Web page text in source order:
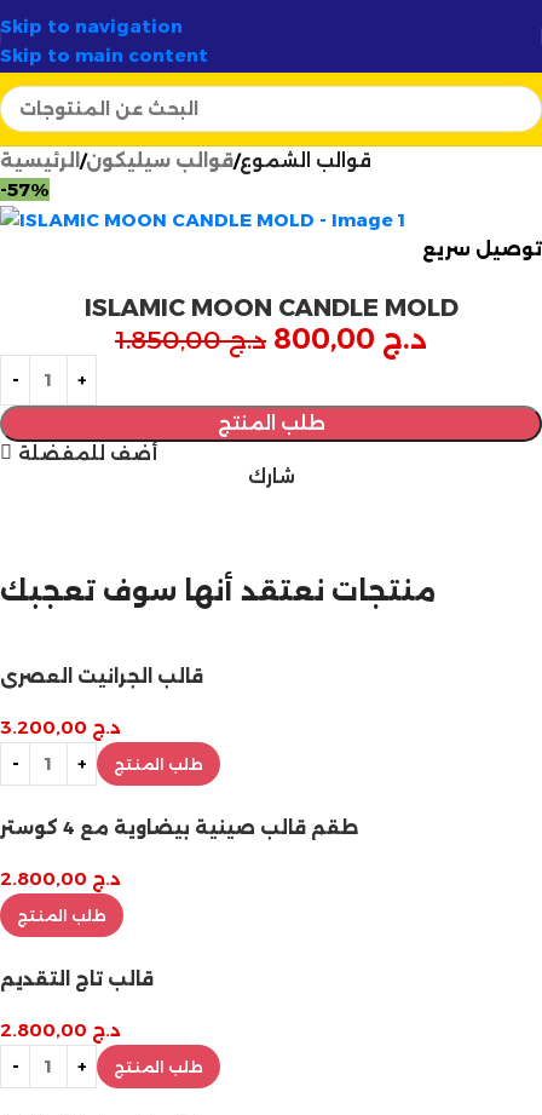
Skip to navigation
Skip to main content
أرتسيلا: ✦
الرئيسية قوالب سيليكون قوالب الشموع
-57%
توصيل سريع
ISLAMIC MOON CANDLE MOLD
د.ج1.850,00 د.ج
طلب المنتج
أضف للمفضلة
شارك
تخفيضات نهاية السنة
منتجات نعتقد أنها سوف تعجبك
قالب الجرانيت العصري
د.ج
طلب المنتج
طقم قالب صينية بيضاوية مع 4 كوستر
د.ج
طلب المنتج
قالب تاج التقديم
د.ج
طلب المنتج